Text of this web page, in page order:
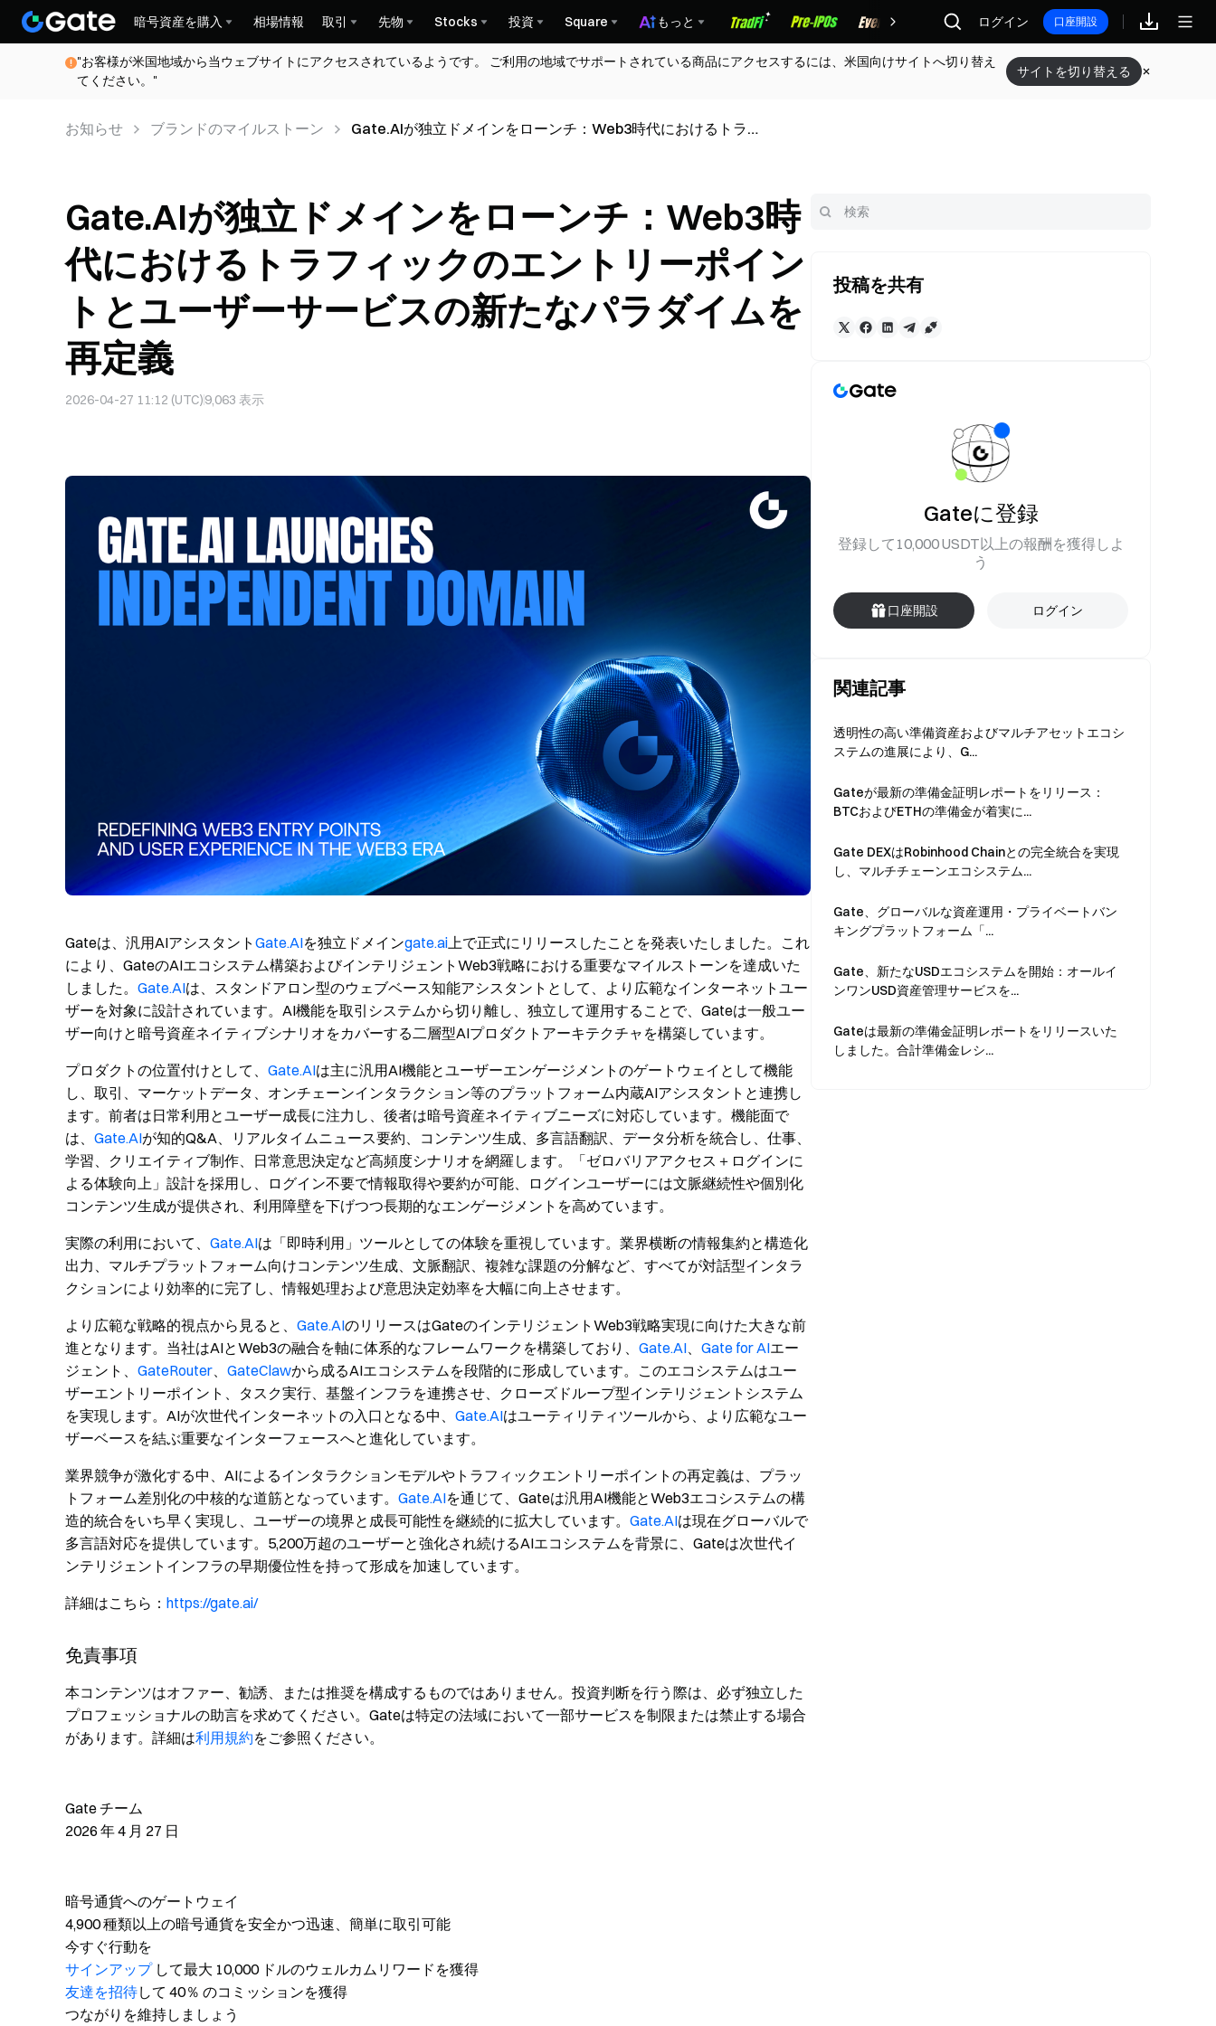
暗号資産を購入 相場情報 取引 先物 Stocks 投資 Square もっと 報酬 ログイン 口座開設
"お客様が米国地域から当ウェブサイトにアクセスされているようです。 ご利用の地域でサポートされている商品にアクセスするには、米国向けサイトへ切り替え
てください。"
サイトを切り替える
お知らせ ブランドのマイルストーン
Gate.AIが独立ドメインをローンチ：Web3時代におけるトラフ
Gate.AIが独立ドメインをローンチ：Web3時
代におけるトラフィックのエントリーポイン
トとユーザーサービスの新たなパラダイムを
再定義
2026-04-27 11:12 (UTC)9,063 表示
Gateは、汎用AIアシスタント Gate.AIを独立ドメインgate.ai 上で正式にリリースしたことを発表いたしました。これ
により、GateのAIエコシステム構築およびインテリジェントWeb3戦略における重要なマイルストーンを達成いた
しました。 Gate.AIは、スタンドアロン型のウェブベース知能アシスタントとして、より広範なインターネットユー
ザーを対象に設計されています。AI機能を取引システムから切り離し、独立して運用することで、Gateは一般ユー
ザー向けと暗号資産ネイティブシナリオをカバーする二層型AIプロダクトアーキテクチャを構築しています。
プロダクトの位置付けとして、 Gate.AIは主に汎用AI機能とユーザーエンゲージメントのゲートウェイとして機能
し、取引、マーケットデータ、オンチェーンインタラクション等のプラットフォーム内蔵AIアシスタントと連携し
ます。前者は日常利用とユーザー成長に注力し、後者は暗号資産ネイティブニーズに対応しています。機能面で
は、 Gate.AIが知的Q&A、リアルタイムニュース要約、コンテンツ生成、多言語翻訳、データ分析を統合し、仕事、
学習、クリエイティブ制作、日常意思決定など高頻度シナリオを網羅します。「ゼロバリアアクセス＋ログインに
よる体験向上」設計を採用し、ログイン不要で情報取得や要約が可能、ログインユーザーには文脈継続性や個別化
コンテンツ生成が提供され、利用障壁を下げつつ長期的なエンゲージメントを高めています。
実際の利用において、 Gate.AIは「即時利用」ツールとしての体験を重視しています。業界横断の情報集約と構造化
出力、マルチプラットフォーム向けコンテンツ生成、文脈翻訳、複雑な課題の分解など、すべてが対話型インタラ
クションにより効率的に完了し、情報処理および意思決定効率を大幅に向上させます。
より広範な戦略的視点から見ると、 Gate.AIのリリースはGateのインテリジェントWeb3戦略実現に向けた大きな前
進となります。当社はAIとWeb3の融合を軸に体系的なフレームワークを構築しており、 Gate.AI Gate for AIエー
ジェント、 GateRouter GateClawから成るAIエコシステムを段階的に形成しています。このエコシステムはユー
ザーエントリーポイント、タスク実行、基盤インフラを連携させ、クローズドループ型インテリジェントシステム
を実現します。AIが次世代インターネットの入口となる中、 Gate.AIはユーティリティツールから、より広範なユー
ザーベースを結ぶ重要なインターフェースへと進化しています。
業界競争が激化する中、AIによるインタラクションモデルやトラフィックエントリーポイントの再定義は、プラッ
トフォーム差別化の中核的な道筋となっています。 Gate.AIを通じて、Gateは汎用AI機能とWeb3エコシステムの構
造的統合をいち早く実現し、ユーザーの境界と成長可能性を継続的に拡大しています。 Gate.AIは現在グローバルで
多言語対応を提供しています。5,200万超のユーザーと強化され続けるAIエコシステムを背景に、Gateは次世代イ
ンテリジェントインフラの早期優位性を持って形成を加速しています。
詳細はこちら： https://gate.ai/
免責事項
本コンテンツはオファー、勧誘、または推奨を構成するものではありません。投資判断を行う際は、必ず独立した
プロフェッショナルの助言を求めてください。Gateは特定の法域において一部サービスを制限または禁止する場合
があります。詳細は利用規約をご参照ください。
Gate チーム
2026 年 4 月 27 日
暗号通貨へのゲートウェイ
4,900 種類以上の暗号通貨を安全かつ迅速、簡単に取引可能
今すぐ行動を
サインアップ して最大 10,000 ドルのウェルカムリワードを獲得
友達を招待して 40％ のコミッションを獲得
つながりを維持しましょう
投稿を共有
Gateに登録
登録して10,000 USDT以上の報酬を獲得しよ
う
口座開設 ログイン
関連記事
透明性の高い準備資産およびマルチアセットエコシ
ステムの進展により、G...
Gateが最新の準備金証明レポートをリリース：
BTCおよびETHの準備金が着実に...
Gate DEXはRobinhood Chainとの完全統合を実現
し、マルチチェーンエコシステム...
Gate、グローバルな資産運用・プライベートバン
キングプラットフォーム「...
Gate、新たなUSDエコシステムを開始：オールイ
ンワンUSD資産管理サービスを...
Gateは最新の準備金証明レポートをリリースいた
しました。合計準備金レシ...